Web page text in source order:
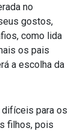
no
gostos,
como lida
os pais
a escolha da
difíceis para os
filhos, pois